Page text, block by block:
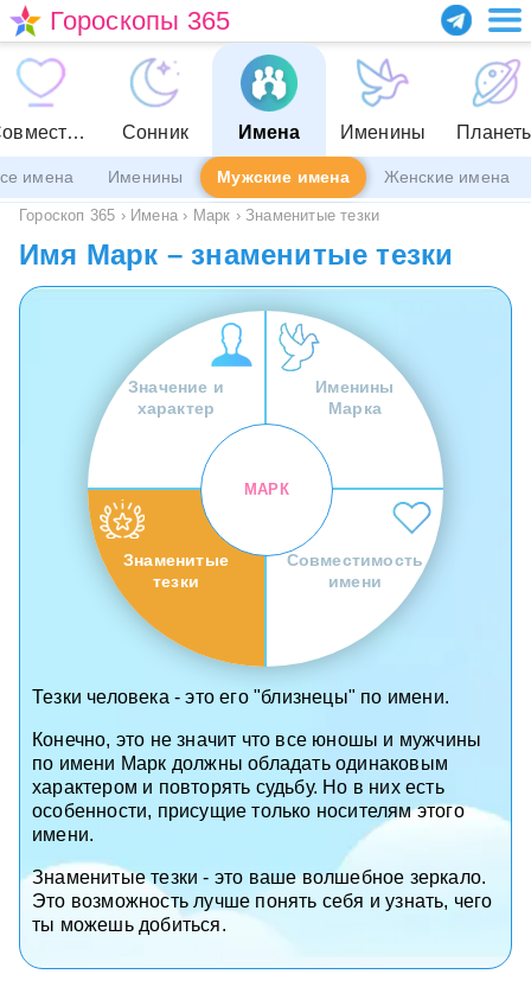
Гороскопы 365
Совместимость Сонник Имена Именины
имена Именины Мужские имена Женские имена
Гороскоп 365 › Имена › Марк › Знаменитые тезки
Имя Марк – знаменитые тезки
Значение и
характер
Именины
Марка
Знаменитые
тезки
Совместимость
имени
МАРК
Тезки человека - это его "близнецы" по имени.
Конечно, это не значит что все юношы и мужчины
по имени Марк должны обладать одинаковым
характером и повторять судьбу. Но в них есть
особенности, присущие только носителям этого
имени.
Знаменитые тезки - это ваше волшебное зеркало.
Это возможность лучше понять себя и узнать, чего
ты можешь добиться.